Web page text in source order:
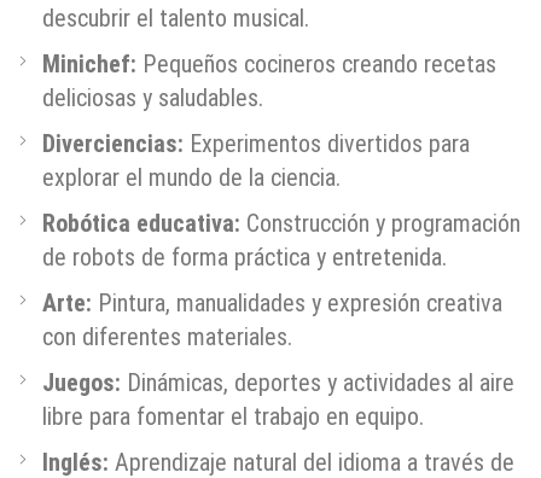
descubrir el talento musical.
Minichef: Pequeños cocineros creando recetas
deliciosas y saludables.
Diverciencias: Experimentos divertidos para
explorar el mundo de la ciencia.
Robótica educativa: Construcción y programación
de robots de forma práctica y entretenida.
Arte: Pintura, manualidades y expresión creativa
con diferentes materiales.
Juegos: Dinámicas, deportes y actividades al aire
libre para fomentar el trabajo en equipo.
Inglés: Aprendizaje natural del idioma a través de